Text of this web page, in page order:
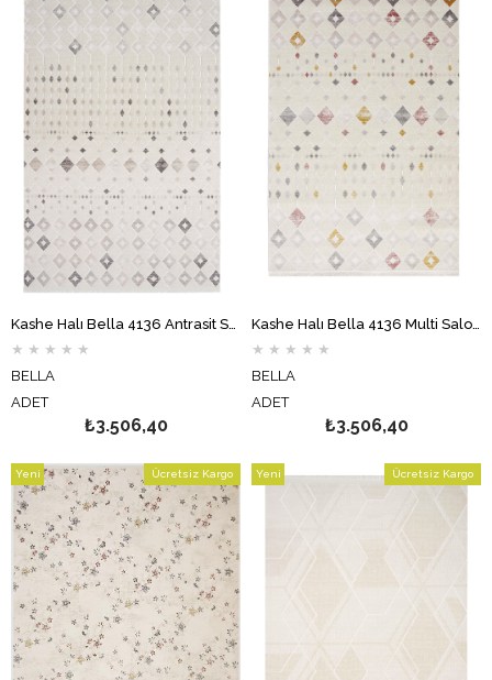
★ ★ ★ ★ ★
BELLA
ADET
₺3.506,40
★ ★ ★ ★ ★
BELLA
ADET
₺3.506,40
Ücretsiz Kargo
Yeni
Ürün
Ücretsiz Kargo
Yeni